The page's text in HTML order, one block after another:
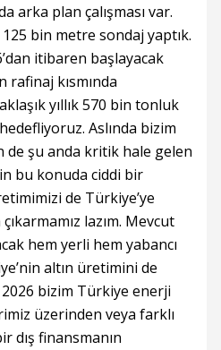
arka plan çalışması var.
bin metre sondaj yaptık.
itibaren başlayacak
rafinaj kısmında
yıllık 570 bin tonluk
Aslında bizim
de şu anda kritik hale gelen
bu konuda ciddi bir
de Türkiye’ye
lazım. Mevcut
hem yerli hem yabancı
altın üretimini de
bizim Türkiye enerji
üzerinden veya farklı
dış finansmanın